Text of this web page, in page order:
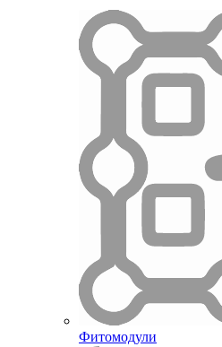
Фитомодули